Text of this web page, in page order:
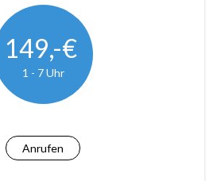
149,-€
1 - 7 Uhr
Anrufen